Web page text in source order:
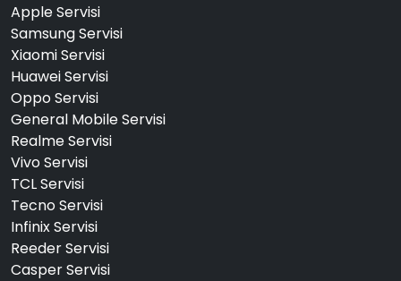
Apple Servisi
Samsung Servisi
Xiaomi Servisi
Huawei Servisi
Oppo Servisi
General Mobile Servisi
Realme Servisi
Vivo Servisi
TCL Servisi
Tecno Servisi
Infinix Servisi
Reeder Servisi
Casper Servisi